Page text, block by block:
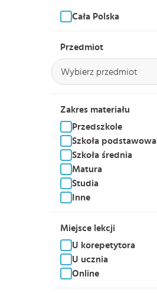
Cała Polska
Przedmiot
Wybierz przedmiot
Zakres materiału
Przedszkole
Szkoła podstawowa
Szkoła średnia
Matura
Studia
Inne
Miejsce lekcji
U korepetytora
U ucznia
Online